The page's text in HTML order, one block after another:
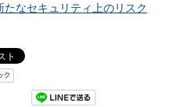
なセキュリティ上のリスク